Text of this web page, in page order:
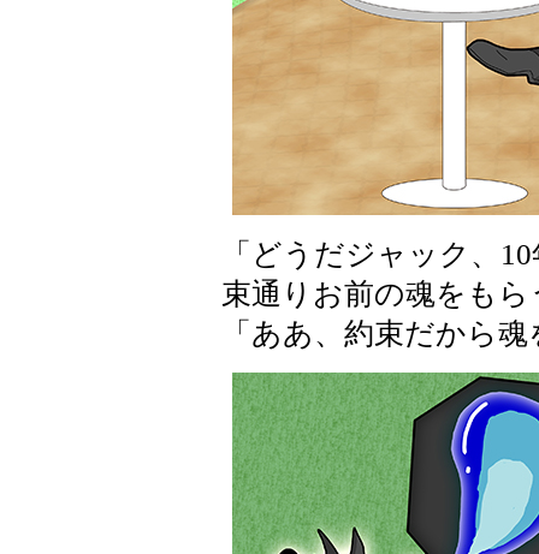
「どうだジャック、
束通りお前の魂をもら
「ああ、約束だから